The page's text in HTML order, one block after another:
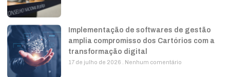
Implementação de softwares de gestão
amplia compromisso dos Cartórios com a
transformação digital
17 de julho de 2026 Nenhum comentário